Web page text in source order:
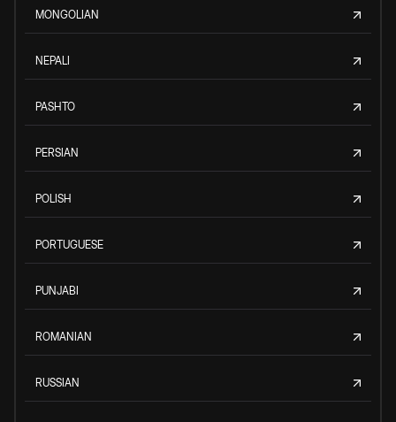
MONGOLIAN
NEPALI
PASHTO
PERSIAN
POLISH
PORTUGUESE
PUNJABI
ROMANIAN
RUSSIAN